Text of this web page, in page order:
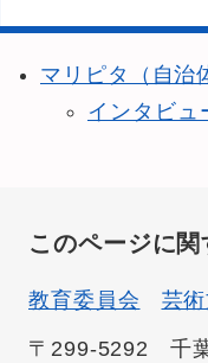
マリピタ（自治
インタビュ
このページに
教育委員会 芸
〒299-5292
千